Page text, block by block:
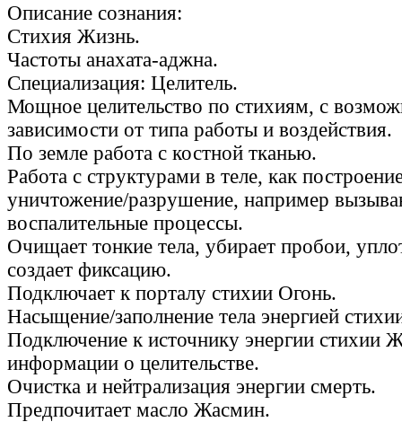
Описание сознания:
Стихия Жизнь.
Частоты анахата-аджна.
Специализация: Целитель.
Мощное целительство по стихиям, с
зависимости от типа работы и воздействия.
По земле работа с костной тканью.
Работа с структурами в теле, как
уничтожение/разрушение, например
воспалительные процессы.
Очищает тонкие тела, убирает пробои,
создает фиксацию.
Подключает к порталу стихии Огонь.
Насыщение/заполнение тела энергией
Подключение к источнику энергии стихии
информации о целительстве.
Очистка и нейтрализация энергии смерть.
Предпочитает масло Жасмин.